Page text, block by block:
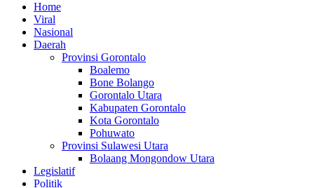
Home
Viral
Nasional
Daerah
Provinsi Gorontalo
Boalemo
Bone Bolango
Gorontalo Utara
Kabupaten Gorontalo
Kota Gorontalo
Pohuwato
Provinsi Sulawesi Utara
Bolaang Mongondow Utara
Legislatif
Politik